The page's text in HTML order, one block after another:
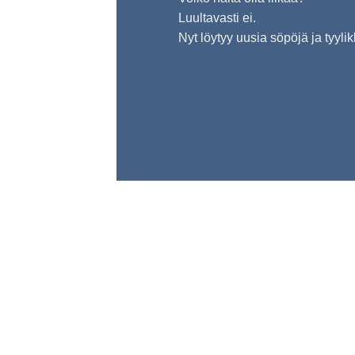
Luultavasti ei.
Nyt löytyy uusia söpöjä ja